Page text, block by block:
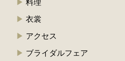
料理
衣裳
アクセス
ブライダルフェア